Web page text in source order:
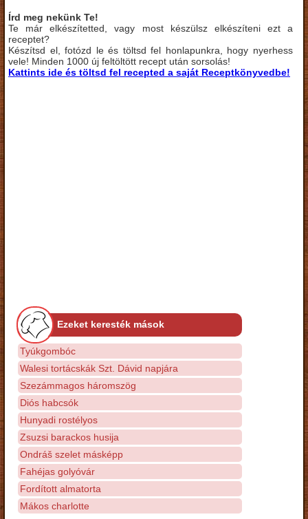
Írd meg nekünk Te!
Te már elkészítetted, vagy most készülsz elkészíteni ezt a
receptet?
Készítsd el, fotózd le és töltsd fel honlapunkra, hogy nyerhess
vele! Minden 1000 új feltöltött recept után sorsolás!
Kattints ide és töltsd fel recepted a saját Receptkönyvedbe!
Ezeket keresték mások
Tyúkgombóc
Walesi tortácskák Szt. Dávid napjára
Szezámmagos háromszög
Diós habcsók
Hunyadi rostélyos
Zsuzsi barackos husija
Ondráš szelet másképp
Fahéjas golyóvár
Fordított almatorta
Mákos charlotte